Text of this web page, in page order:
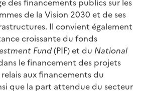
de la Vision 2030 et de ses
Il convient également
croissante du fonds
Fund(PIF) et du National
le financement des projets
aux financements du
que la part attendue du secteur